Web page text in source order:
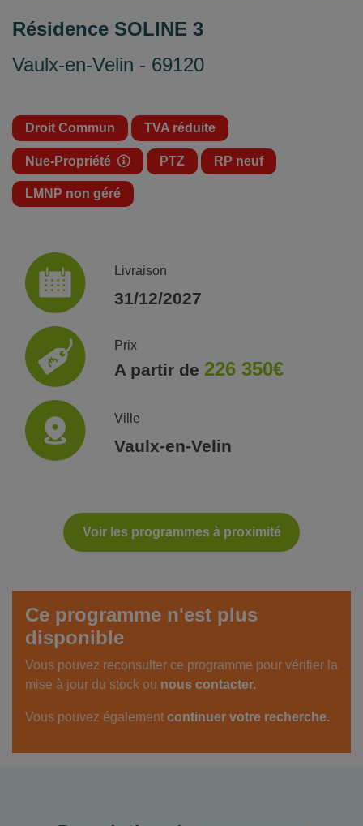
Résidence SOLINE 3
Vaulx-en-Velin - 69120
Droit Commun TVA réduite
Nue-Propriété PTZ RP neuf
LMNP non géré
Livraison
31/12/2027
Prix
A partir de 226 350€
Ville
Vaulx-en-Velin
Voir les programmes à proximité
Ce programme n'est plus
disponible
Vous pouvez reconsulter ce programme pour vérifier la
mise à jour du stock ou nous contacter.
Vous pouvez également continuer votre recherche.